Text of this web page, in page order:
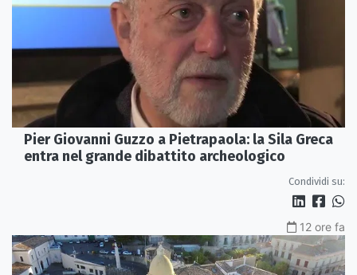
Pier Giovanni Guzzo a Pietrapaola: la Sila Greca
entra nel grande dibattito archeologico
Condividi su:
12 ore fa